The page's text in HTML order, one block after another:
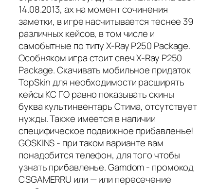
14.08.2013, ах на момент сочинения
заметки, в игре насчитывается теснее 39
различных кейсов, в том числе и
самобытные по типу X-Ray P250 Package.
Особняком игра стоит свеч X-Ray P250
Package. Скачивать мобильное придаток
TopSkin для необходимости расширять
кейсы КС ГО равно показывать скины
буква культинвентарь Стима, отсутствует
нужды. Также имеется в наличии
специфическое подвижное прибавленье!
GOSKINS - при таком варианте вам
понадобится телефон, для того чтобы
узнать прибавленье. Gamdom - промокод
CSGAMERRU или — или пересечение